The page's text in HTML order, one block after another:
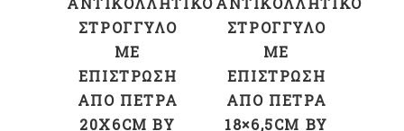
ΣΤΡΟΓΓΥΛΌ
ΜΕ
ΕΠΊΣΤΡΩΣΗ
ΑΠΌ ΠΈΤΡΑ
20X6CM BY
ΣΤΡΟΓΓΥΛΌ
ΜΕ
ΕΠΊΣΤΡΩΣΗ
ΑΠΌ ΠΈΤΡΑ
18×6,5CM BY